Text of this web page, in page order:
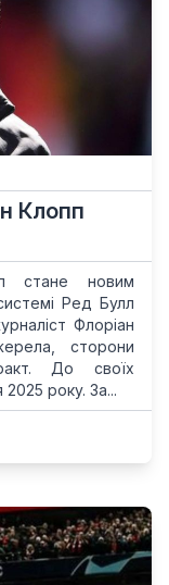
Клопп
стане новим
Ред Булл
Флоріан
сторони
До своїх
2025 року. За...